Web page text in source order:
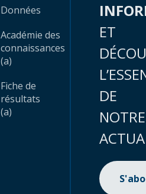
Données
Académie des
connaissances
(a)
Fiche de
résultats
(a)
ET
DE
NOTRE